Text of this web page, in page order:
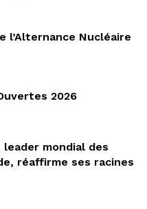
l’Alternance Nucléaire
2026
mondial des
réaffirme ses racines